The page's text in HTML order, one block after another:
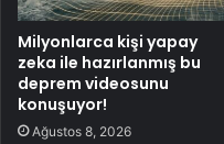
Milyonlarca kişi yapay
zeka ile hazırlanmış bu
deprem videosunu
konuşuyor!
Ağustos 8, 2026